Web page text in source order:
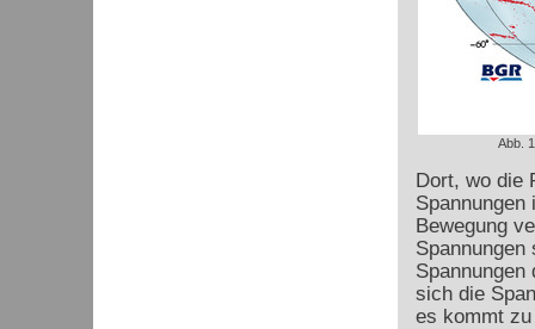
Abb.
Dort, wo die
Bewegung
sich die
es kommt